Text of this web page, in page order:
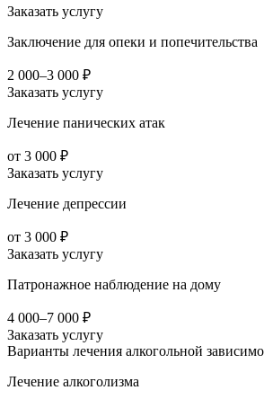
Заказать услугу
Заключение для опеки и попечительства
2 000–3 000 ₽
Заказать услугу
Лечение панических атак
от 3 000 ₽
Заказать услугу
Лечение депрессии
от 3 000 ₽
Заказать услугу
Патронажное наблюдение на дому
4 000–7 000 ₽
Заказать услугу
Варианты лечения алкогольной
Лечение алкоголизма